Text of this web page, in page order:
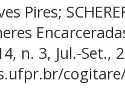
Pires;
n. 3, Jul.-Set.,